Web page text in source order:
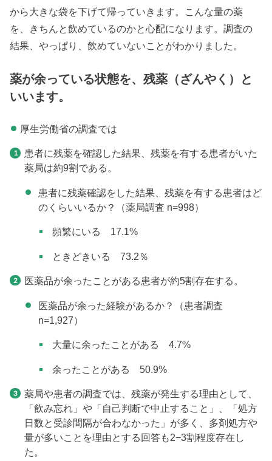
から大きな袋を下げて帰っていきます。こんな量の薬
を、きちんと飲めているのかと心配になります。調査の
結果、やっぱり、飲めていないことがわかりました。
薬が余っている状態を、残薬（ざんやく）と
いいます。
厚生労働省の調査では
患者に残薬を確認した結果、残薬を有する患者がいた
薬局は約9割である。
患者に残薬確認をした結果、残薬を有する患者はど
のくらいいるか？（薬局調査 n=998）
頻繁にいる 17.1%
ときどきいる 73.2％
医薬品が余ったことがある患者が約5割存在する。
医薬品が余った経験があるか？（患者調査
n=1,927）
大量に余ったことがある 4.7%
余ったことがある 50.9%
薬局や患者の調査では、残薬が発生する理由として、
「飲み忘れ」や「自己判断で中止すること」、「処方
日数と受診間隔が合わなかった」が多く、多剤処方や
量が多いことを理由とする回答も2−3割程度存在し
た。